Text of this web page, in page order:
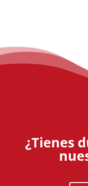
¿Tienes